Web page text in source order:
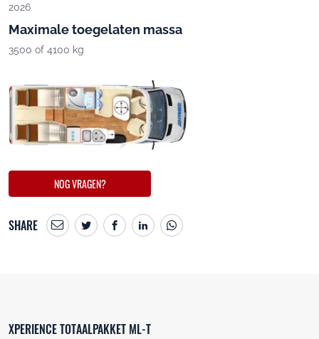
2026
Maximale toegelaten massa
3500 of 4100 kg
NOG VRAGEN?
SHARE
XPERIENCE TOTAALPAKKET ML-T